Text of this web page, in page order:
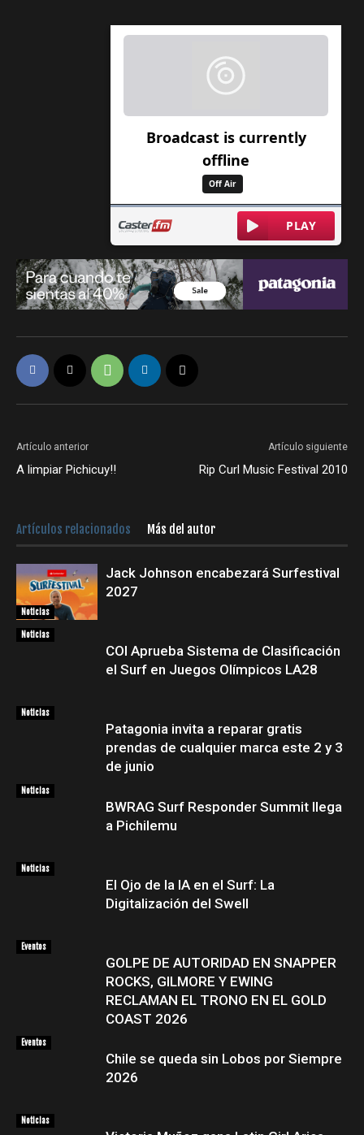
Artículo anterior
A limpiar Pichicuy!!
Artículo siguiente
Rip Curl Music Festival 2010
Artículos relacionados Más del autor
Noticias
Jack Johnson encabezará Surfestival
2027
Noticias
COI Aprueba Sistema de Clasificación
el Surf en Juegos Olímpicos LA28
Noticias
Patagonia invita a reparar gratis
prendas de cualquier marca este 2 y 3
de junio
Noticias
BWRAG Surf Responder Summit llega
a Pichilemu
Noticias
El Ojo de la IA en el Surf: La
Digitalización del Swell
Eventos
GOLPE DE AUTORIDAD EN SNAPPER
ROCKS, GILMORE Y EWING
RECLAMAN EL TRONO EN EL GOLD
COAST 2026
Eventos
Chile se queda sin Lobos por Siempre
2026
Noticias